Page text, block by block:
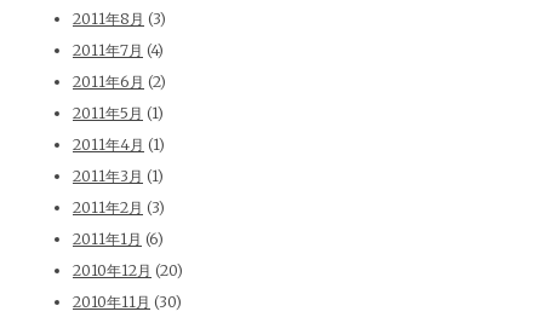
2011年8月 (3)
2011年7月 (4)
2011年6月 (2)
2011年5月 (1)
2011年4月 (1)
2011年3月 (1)
2011年2月 (3)
2011年1月 (6)
2010年12月 (20)
2010年11月 (30)